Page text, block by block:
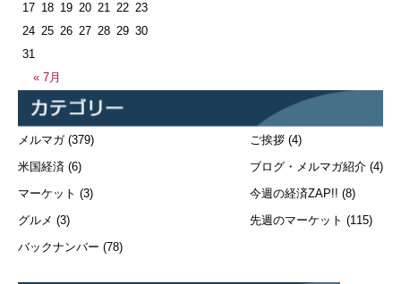
« 7月
17 18 19 20 21 22 23
24 25 26 27 28 29 30
31
メルマガ(379)
米国経済 (6)
マーケット (3)
グルメ (3)
バックナンバー (78)
ご挨拶 (4)
ブログ・メルマガ紹介 (4)
今週の経済ZAP!! (8)
先週のマーケット (115)